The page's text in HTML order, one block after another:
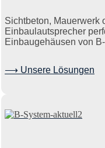
Sichtbeton, Mauerwerk
Einbaulautsprecher
Einbaugehäusen von
⟶ Unsere Lösungen